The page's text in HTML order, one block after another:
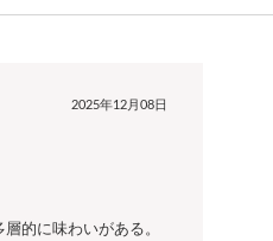
2025年12月08日
的に味わいがある。